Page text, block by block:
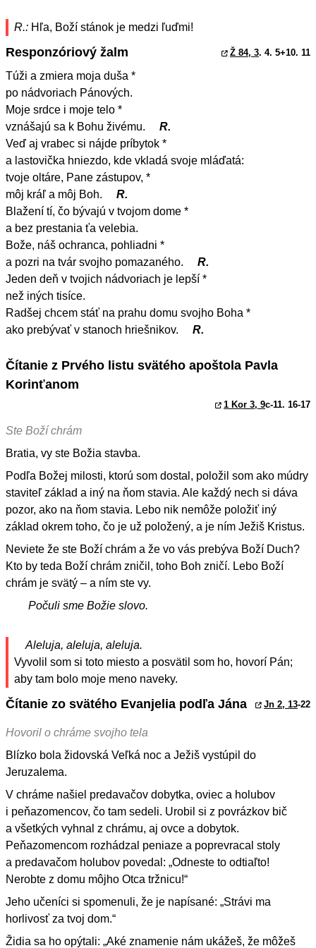
R.: Hľa, Boží stánok je medzi ľuďmi!
Responzóriový žalm Ž 84, 3. 4. 5+10. 11
Túži a zmiera moja duša *
po nádvoriach Pánových.
Moje srdce i moje telo *
vznášajú sa k Bohu živému.
R.
Veď aj vrabec si nájde príbytok *
a lastovička hniezdo, kde vkladá svoje mláďatá:
tvoje oltáre, Pane zástupov, *
môj kráľ a môj Boh.
R.
Blažení tí, čo bývajú v tvojom dome *
a bez prestania ťa velebia.
Bože, náš ochranca, pohliadni *
a pozri na tvár svojho pomazaného.
R.
Jeden deň v tvojich nádvoriach je lepší *
než iných tisíce.
Radšej chcem stáť na prahu domu svojho Boha *
ako prebývať v stanoch hriešnikov.
R.
Čítanie z Prvého listu svätého apoštola Pavla
Korinťanom
1 Kor 3, 9c-11. 16-17
Ste Boží chrám
Bratia, vy ste Božia stavba.
Podľa Božej milosti, ktorú som dostal, položil som ako múdry
staviteľ základ a iný na ňom stavia. Ale každý nech si dáva
pozor, ako na ňom stavia. Lebo nik nemôže položiť iný
základ okrem toho, čo je už položený, a je ním Ježiš Kristus.
Neviete že ste Boží chrám a že vo vás prebýva Boží Duch?
Kto by teda Boží chrám zničil, toho Boh zničí. Lebo Boží
chrám je svätý – a ním ste vy.
Počuli sme Božie slovo.
Aleluja, aleluja, aleluja.
Vyvolil som si toto miesto a posvätil som ho, hovorí Pán;
aby tam bolo moje meno naveky.
Čítanie zo svätého Evanjelia podľa Jána Jn 2, 13-22
Hovoril o chráme svojho tela
Blízko bola židovská Veľká noc a Ježiš vystúpil do
Jeruzalema.
V chráme našiel predavačov dobytka, oviec a holubov
i peňazomencov, čo tam sedeli. Urobil si z povrázkov bič
a všetkých vyhnal z chrámu, aj ovce a dobytok.
Peňazomencom rozhádzal peniaze a poprevracal stoly
a predavačom holubov povedal: „Odneste to odtiaľto!
Nerobte z domu môjho Otca tržnicu!“
Jeho učeníci si spomenuli, že je napísané: „Strávi ma
horlivosť za tvoj dom.“
Židia sa ho opýtali: „Aké znamenie nám ukážeš, že môžeš